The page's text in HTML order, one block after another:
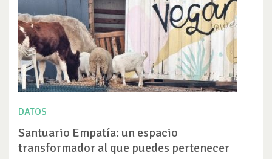
DATOS
Santuario Empatía: un espacio
transformador al que puedes pertenecer